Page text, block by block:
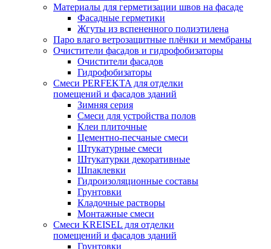
Материалы для герметизации швов на фасаде
Фасадные герметики
Жгуты из вспененного полиэтилена
Паро влаго ветрозащитные плёнки и мембраны
Очистители фасадов и гидрофобизаторы
Очистители фасадов
Гидрофобизаторы
Смеси PERFEKTA для отделки
помещений и фасадов зданий
Зимняя серия
Смеси для устройства полов
Клеи плиточные
Цементно-песчаные смеси
Штукатурные смеси
Штукатурки декоративные
Шпаклевки
Гидроизоляционные составы
Грунтовки
Кладочные растворы
Монтажные смеси
Смеси KREISEL для отделки
помещений и фасадов зданий
Грунтовки